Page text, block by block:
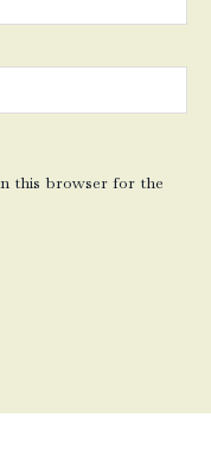
this browser for the